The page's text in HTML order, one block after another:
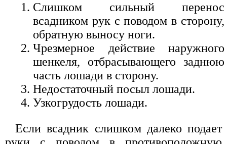
Слишком сильный перенос
всадником рук с поводом в сторону,
обратную выносу ноги.
Чрезмерное действие наружного
шенкеля, отбрасывающего заднюю
часть лошади в сторону.
Недостаточный посыл лошади.
Узкогрудость лошади.
Если всадник слишком далеко подает